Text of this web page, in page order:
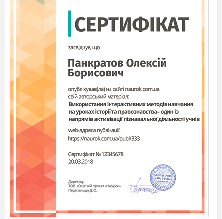
квіти.(Діти хитають голівками)
Весняні
Польові
Осінні
Літні
конвалії
волошки
хризантема
троянди
тюльпан
ромашки
чорнобривці
гладіолуси
підсніжник
мак
айстри
мати-й-мачуха
конюшина
жоржини
незабудки
медунка